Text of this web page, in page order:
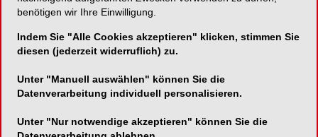
Fax:
037423/788715
benötigen wir Ihre Einwilligung.
Indem Sie "Alle Cookies akzeptieren" klicken, stimmen Sie
diesen (jederzeit widerruflich) zu.
Unter "Manuell auswählen" können Sie die
Datenverarbeitung individuell personalisieren.
Unter "Nur notwendige akzeptieren" können Sie die